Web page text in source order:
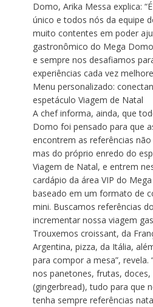
Domo, Arika Messa explica:
único e todos nós da equipe
muito contentes em poder
gastronômico do Mega
e sempre nos desafiamos
experiências cada vez
Menu personalizado:
espetáculo Viagem de Natal
A chef informa, ainda, que
Domo foi pensado para que
encontrem as referências
mas do próprio enredo do
Viagem de Natal, e entrem
cardápio da área VIP do
baseado em um formato de
mini. Buscamos referências
incrementar nossa viagem
Trouxemos croissant, da
Argentina, pizza, da Itália,
para compor a mesa”, revela.
nos panetones, frutas,
(gingerbread), tudo para que
tenha sempre referências